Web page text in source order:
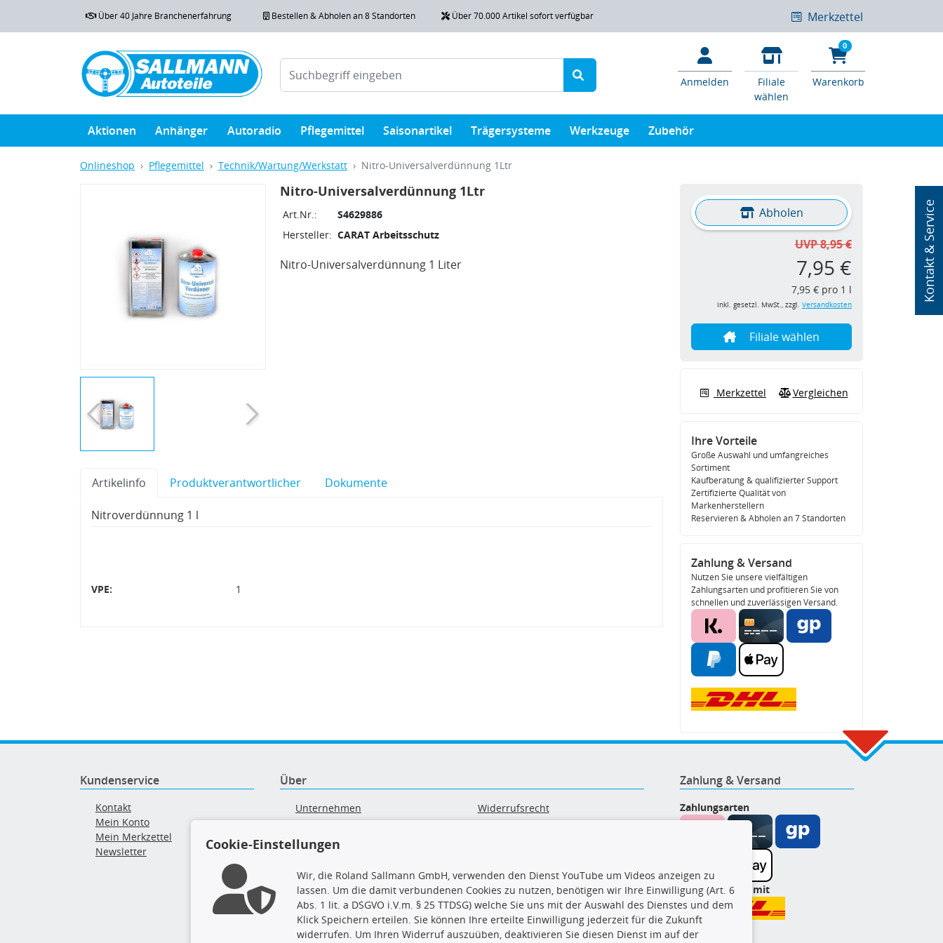
Kontakt & Service
Über 40 Jahre Branchenerfahrung Bestellen & Abholen an 8 Standorten Über 70.000 Artikel sofort verfügbar Merkzettel
Anmelden
Filiale
wählen
0
Warenkorb
Aktionen Anhänger Autoradio Pflegemittel Saisonartikel Trägersysteme Werkzeuge Zubehör
Onlineshop Pflegemittel Technik/Wartung/Werkstatt Nitro-Universalverdünnung 1Ltr
Nitro-Universalverdünnung 1Ltr
Art.Nr.:
S4629886
Hersteller: CARAT Arbeitsschutz
Nitro-Universalverdünnung 1 Liter
Artikelinfo Produktverantwortlicher Dokumente
Nitroverdünnung 1 l
VPE: 1
Abholen
UVP 8,95 €
7,95 €
7,95 € pro 1 l
inkl. gesetzl. MwSt., zzgl. Versandkosten
Filiale wählen
Merkzettel Vergleichen
Ihre Vorteile
Große Auswahl und umfangreiches
Sortiment
Kaufberatung & qualifizierter Support
Zertifizierte Qualität von
Markenherstellern
Reservieren & Abholen an 7 Standorten
Zahlung & Versand
Nutzen Sie unsere vielfältigen
Zahlungsarten und profitieren Sie von
schnellen und zuverlässigen Versand.
Kundenservice
Kontakt
Mein Konto
Mein Merkzettel
Newsletter
Über
Unternehmen
AGB
Versand & Zahlung
Altgeräte-/ Batterieentsorgung
Widerrufsrecht
Widerrufsformular
Barrierefreiheitserklärung
Zahlung & Versand
Zahlungsarten
Wir versenden mit
Cookie-Einstellungen
Wir, die Roland Sallmann GmbH, verwenden den Dienst YouTube um Videos anzeigen zu
lassen. Um die damit verbundenen Cookies zu nutzen, benötigen wir Ihre Einwilligung (Art. 6
Abs. 1 lit. a DSGVO i.V.m. § 25 TTDSG) welche Sie uns mit der Auswahl des Dienstes und dem
Klick Speichern erteilen. Sie können Ihre erteilte Einwilligung jederzeit für die Zukunft
widerrufen. Um Ihren Widerruf auszuüben, deaktivieren Sie diesen Dienst im auf der